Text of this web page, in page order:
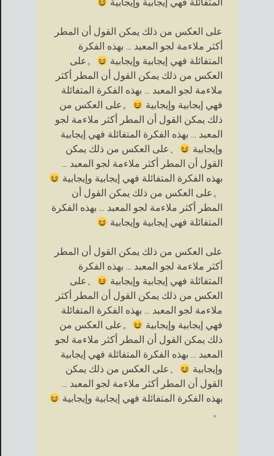
على العكس من ذلك يمكن القول أن المطر
أكثر ملاءمة لجو المعبد ... بهذه الفكرة
المتفائلة فهي إيجابية وإيجابية
。على
العكس من ذلك يمكن القول أن المطر أكثر
ملاءمة لجو المعبد ... بهذه الفكرة المتفائلة
فهي إيجابية وإيجابية
。على العكس من
ذلك يمكن القول أن المطر أكثر ملاءمة لجو
المعبد ... بهذه الفكرة المتفائلة فهي إيجابية
وإيجابية
、على العكس من ذلك يمكن
القول أن المطر أكثر ملاءمة لجو المعبد ...
بهذه الفكرة المتفائلة فهي إيجابية وإيجابية
。على العكس من ذلك يمكن القول أن
المطر أكثر ملاءمة لجو المعبد ... بهذه الفكرة
المتفائلة فهي إيجابية وإيجابية
على العكس من ذلك يمكن القول أن المطر
أكثر ملاءمة لجو المعبد ... بهذه الفكرة
المتفائلة فهي إيجابية وإيجابية
、على
العكس من ذلك يمكن القول أن المطر أكثر
ملاءمة لجو المعبد ... بهذه الفكرة المتفائلة
فهي إيجابية وإيجابية
。على العكس من
ذلك يمكن القول أن المطر أكثر ملاءمة لجو
المعبد ... بهذه الفكرة المتفائلة فهي إيجابية
وإيجابية
、على العكس من ذلك يمكن
القول أن المطر أكثر ملاءمة لجو المعبد ...
بهذه الفكرة المتفائلة فهي إيجابية وإيجابية
。